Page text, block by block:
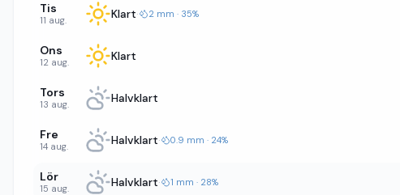
Tis
11 aug. Klart· 2 mm · 35%
Ons
12 aug. Klart
Tors
13 aug. Halvklart
Fre
14 aug. Halvklart· 0.9 mm · 24%
Lör
15 aug. Halvklart· 1 mm · 28%